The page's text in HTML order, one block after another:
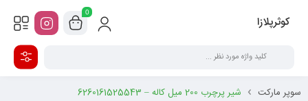
کوثرپلازا
0
سوپر مارکت شیر پرچرب 200 میل کاله – 6260161525543